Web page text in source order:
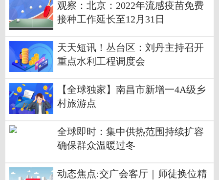
观察：北京：2022年流感疫苗免费
接种工作延长至12月31日
天天短讯！丛台区：刘丹主持召开
重点水利工程调度会
【全球独家】南昌市新增一4A级乡
村旅游点
全球即时：集中供热范围持续扩容
确保群众温暖过冬
动态焦点:交广会客厅｜师徒换位精